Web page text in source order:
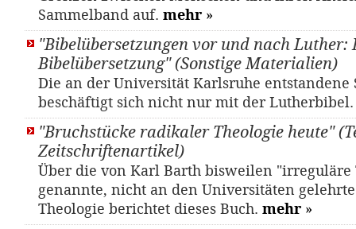
Sammelband auf. mehr »
"Bibelübersetzungen vor und nach Luther:
Bibelübersetzung" (Sonstige Materialien)
Die an der Universität Karlsruhe entstandene
beschäftigt sich nicht nur mit der
"Bruchstücke radikaler Theologie heute"
Zeitschriftenartikel)
Über die von Karl Barth bisweilen "irreguläre
genannte, nicht an den Universitäten
Theologie berichtet dieses Buch. mehr »